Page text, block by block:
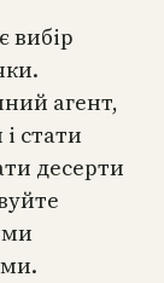
вибір
агент,
стати
десерти